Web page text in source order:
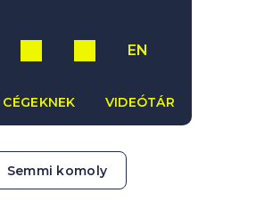
EN
CÉGEKNEK VIDEÓTÁR
Semmi komoly